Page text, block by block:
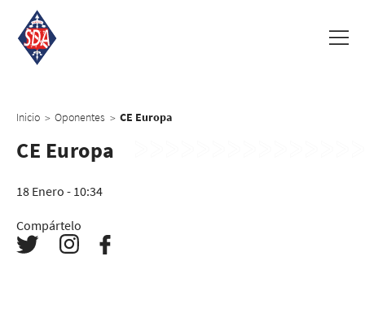
Inicio > Oponentes > CE Europa
CE Europa
18 Enero - 10:34
Compártelo